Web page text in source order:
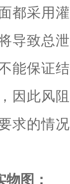
都采用
导致总
能保证
因此风
求的情
图：